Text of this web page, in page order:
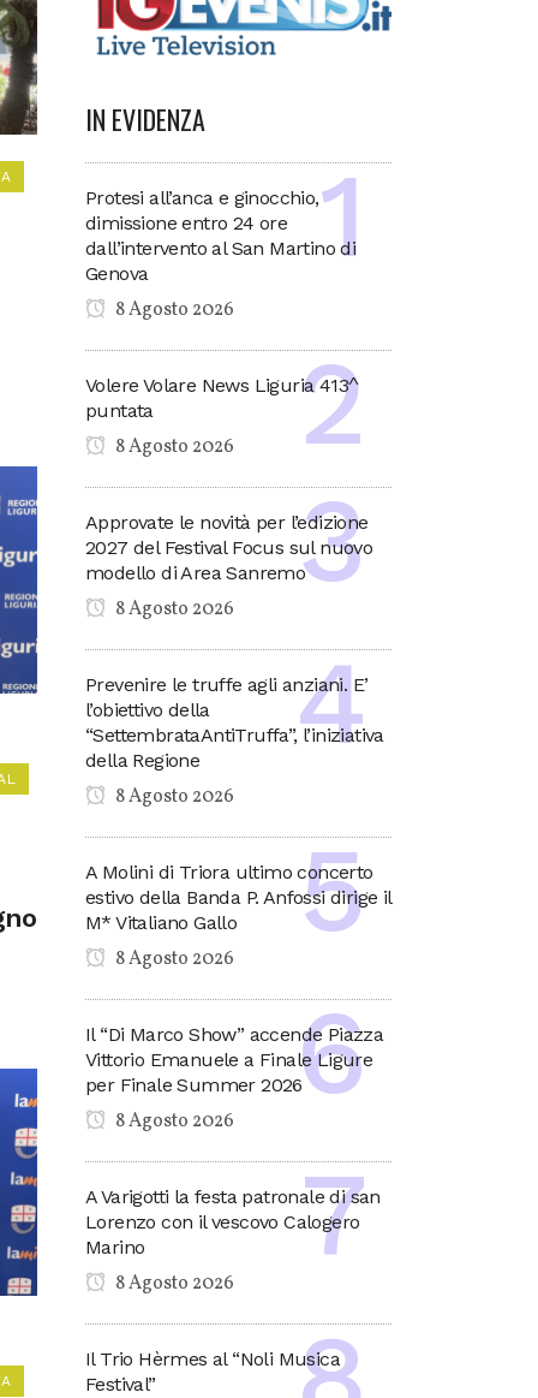
IN EVIDENZA
Protesi all’anca e ginocchio,
dimissione entro 24 ore
dall’intervento al San Martino di
Genova
8 Agosto 2026
Volere Volare News Liguria 413^
puntata
8 Agosto 2026
Approvate le novità per l’edizione
2027 del Festival Focus sul nuovo
modello di Area Sanremo
8 Agosto 2026
Prevenire le truffe agli anziani. E’
l’obiettivo della
“SettembrataAntiTruffa”, l’iniziativa
della Regione
8 Agosto 2026
A Molini di Triora ultimo concerto
estivo della Banda P. Anfossi dirige il
M* Vitaliano Gallo
8 Agosto 2026
Il “Di Marco Show” accende Piazza
Vittorio Emanuele a Finale Ligure
per Finale Summer 2026
8 Agosto 2026
A Varigotti la festa patronale di san
Lorenzo con il vescovo Calogero
Marino
8 Agosto 2026
Il Trio Hèrmes al “Noli Musica
Festival”